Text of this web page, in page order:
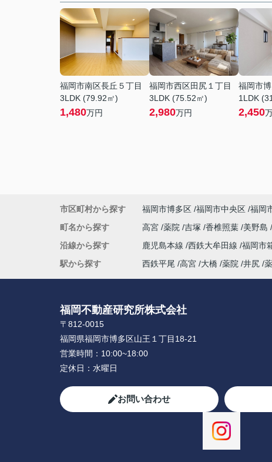
福岡市南区長丘５丁目
3LDK (79.92㎡)
1,480万円
福岡市西区田尻１丁目
3LDK (75.52㎡)
2,980万円
福岡市
1LDK
2,450
市区町村から探す 福岡市博多区 福岡市中央区 福岡
町名から探す
高宮 薬院 吉塚 香椎照葉 美野島
沿線から探す
鹿児島本線 西鉄大牟田線 福岡市
駅から探す
西鉄平尾 高宮 大橋 薬院 井尻
福岡不動産研究所株式会社
〒812-0015
福岡県福岡市博多区山王１丁目18-21
営業時間： 10:00~18:00
定休日： 水曜日
お問い合わせ